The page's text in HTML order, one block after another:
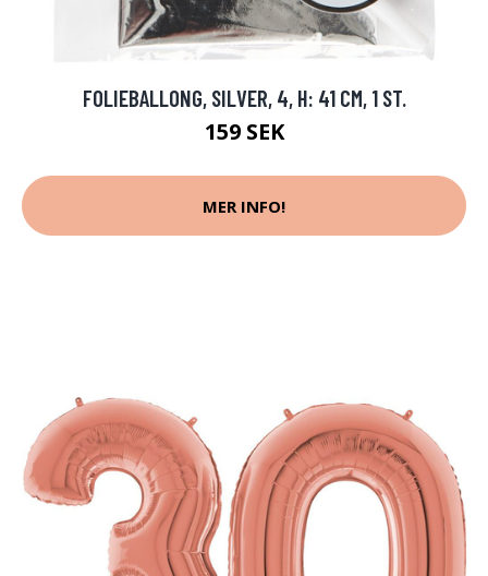
FOLIEBALLONG, SILVER, 4, H: 41 CM, 1 ST.
159 SEK
MER INFO!